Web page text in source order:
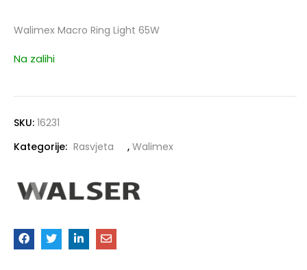
Walimex Macro Ring Light 65W
Na zalihi
SKU: 16231
Kategorije: Rasvjeta , Walimex